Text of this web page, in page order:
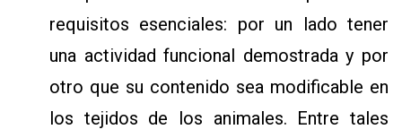
requisitos esenciales: por un lado tener
una actividad funcional demostrada y por
otro que su contenido sea modificable en
los tejidos de los animales. Entre tales